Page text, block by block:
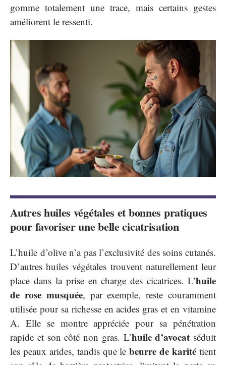
gomme totalement une trace, mais certains gestes
améliorent le ressenti.
Autres huiles végétales et bonnes pratiques
pour favoriser une belle cicatrisation
L’huile d’olive n’a pas l’exclusivité des soins cutanés.
D’autres huiles végétales trouvent naturellement leur
place dans la prise en charge des cicatrices. L’huile
de rose musquée, par exemple, reste couramment
utilisée pour sa richesse en acides gras et en vitamine
A. Elle se montre appréciée pour sa pénétration
rapide et son côté non gras. L’huile d’avocat séduit
les peaux arides, tandis que lebeurre de karité tient